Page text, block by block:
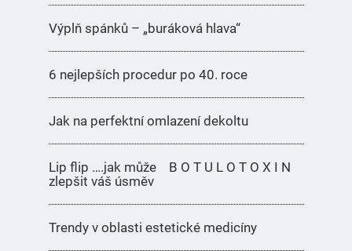
Výplň spánků – „buráková hlava“
6 nejlepších procedur po 40. roce
Jak na perfektní omlazení dekoltu
Lip flip ….jak může B O T U L O T O X I N
zlepšit váš úsměv
Trendy v oblasti estetické medicíny